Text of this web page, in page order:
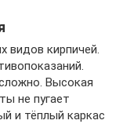
видов кирпичей.
Высокая
не пугает
и тёплый каркас